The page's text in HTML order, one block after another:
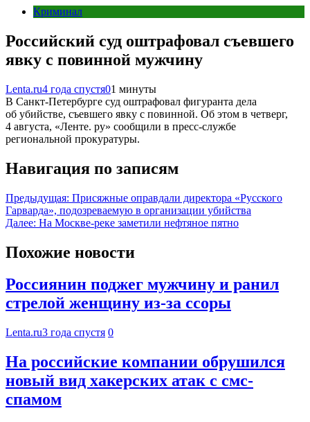
Криминал
Российский суд оштрафовал съевшего
явку с повинной мужчину
Lenta.ru4 года спустя01 минуты
В Санкт-Петербурге суд оштрафовал фигуранта дела
об убийстве, съевшего явку с повинной. Об этом в четверг,
4 августа, «Ленте. ру» сообщили в пресс-службе
региональной прокуратуры.
Навигация по записям
Предыдущая: Присяжные оправдали директора «Русского
Гарварда», подозреваемую в организации убийства
Далее: На Москве-реке заметили нефтяное пятно
Похожие новости
Россиянин поджег мужчину и ранил
стрелой женщину из-за ссоры
Lenta.ru3 года спустя 0
На российские компании обрушился
новый вид хакерских атак с смс-
спамом